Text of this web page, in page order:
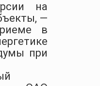
на
—
в
при